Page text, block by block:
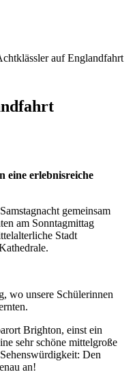
auf Englandfahrt
eine erlebnisreiche
gemeinsam
am Sonntagmittag
Stadt
wo unsere Schülerinnen
Brighton, einst ein
sehr schöne mittelgroße
Den
an!